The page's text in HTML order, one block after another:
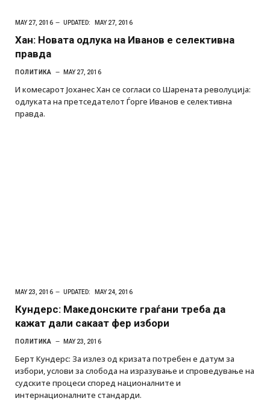
MAY 27, 2016 UPDATED: MAY 27, 2016
Хан: Новата одлука на Иванов е селективна
правда
ПОЛИТИКА MAY 27, 2016
И комесарот Јоханес Хан се согласи со Шарената револуција:
одлуката на претседателот Ѓорге Иванов е селективна
правда.
MAY 23, 2016 UPDATED: MAY 24, 2016
Кундерс: Македонските граѓани треба да
кажат дали сакаат фер избори
ПОЛИТИКА MAY 23, 2016
Берт Кундерс: За излез од кризата потребен е датум за
избори, услови за слобода на изразување и спроведување на
судските процеси според националните и
интернационалните стандарди.